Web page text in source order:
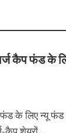
कैप फंड के
फंड के लिए न्यू